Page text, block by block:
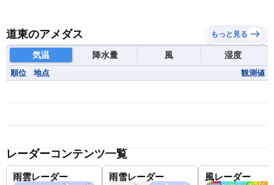
道東のアメダス もっと見る
気温 降水量 風 湿度
順位 地点 観測値
レーダーコンテンツ一覧
雨雲レーダー 雨雪レーダー 風レーダー